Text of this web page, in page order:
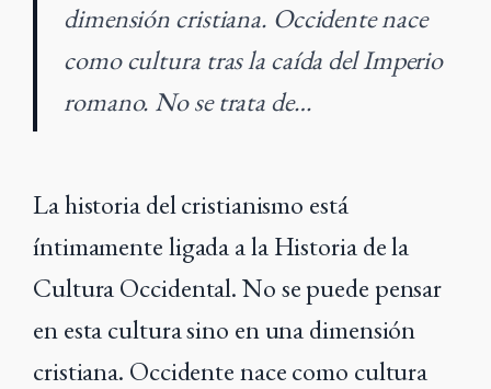
dimensión cristiana. Occidente nace
como cultura tras la caída del Imperio
romano. No se trata de…
La historia del cristianismo está
íntimamente ligada a la Historia de la
Cultura Occidental. No se puede pensar
en esta cultura sino en una dimensión
cristiana. Occidente nace como cultura